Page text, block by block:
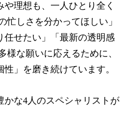
理想も、一人ひとり全く
忙しさを分かってほしい」
任せたい」「最新の透明感
様な願いに応えるために、
」を磨き続けています。
かな4人のスペシャリストが